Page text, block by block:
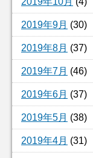
2019年9月 (30)
2019年8月 (37)
2019年7月 (46)
2019年6月 (37)
2019年5月 (38)
2019年4月 (31)